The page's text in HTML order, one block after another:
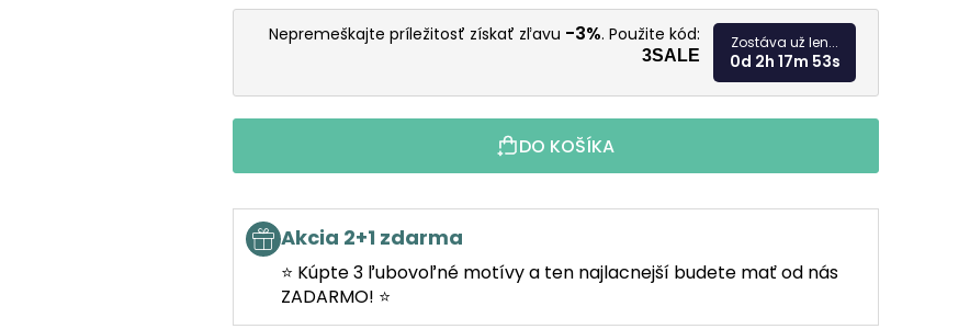
Nepremeškajte príležitosť získať zľavu -3%. Použite kód:
3SALE
Zostáva už len...
0d 2h 17m 52s
DO KOŠÍKA
Akcia 2+1 zdarma
⭐ Kúpte 3 ľubovoľné motívy a ten najlacnejší budete mať od nás
ZADARMO! ⭐